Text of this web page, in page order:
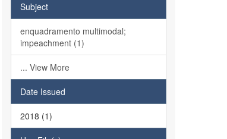
Subject
enquadramento multimodal;
impeachment (1)
... View More
Date Issued
2018 (1)